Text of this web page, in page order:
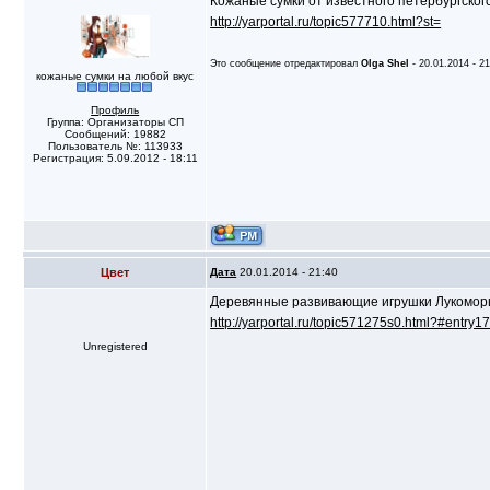
кожаные сумки на любой вкус
Профиль
Группа: Организаторы СП
Сообщений: 19882
Пользователь №: 113933
Регистрация: 5.09.2012 - 18:11
http://yarportal.ru/topic577710.html?st=
Это сообщение отредактировалOlga Shel - 20.01.2014 -
Цвет Дата 20.01.2014 - 21:40
Unregistered
Деревянные развивающие игрушки
http://yarportal.ru/